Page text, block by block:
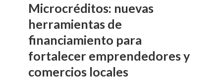
Microcréditos: nuevas
herramientas de
financiamiento para
fortalecer emprendedores y
comercios locales